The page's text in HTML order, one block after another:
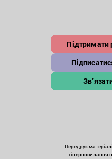
Підтримати
Передрук